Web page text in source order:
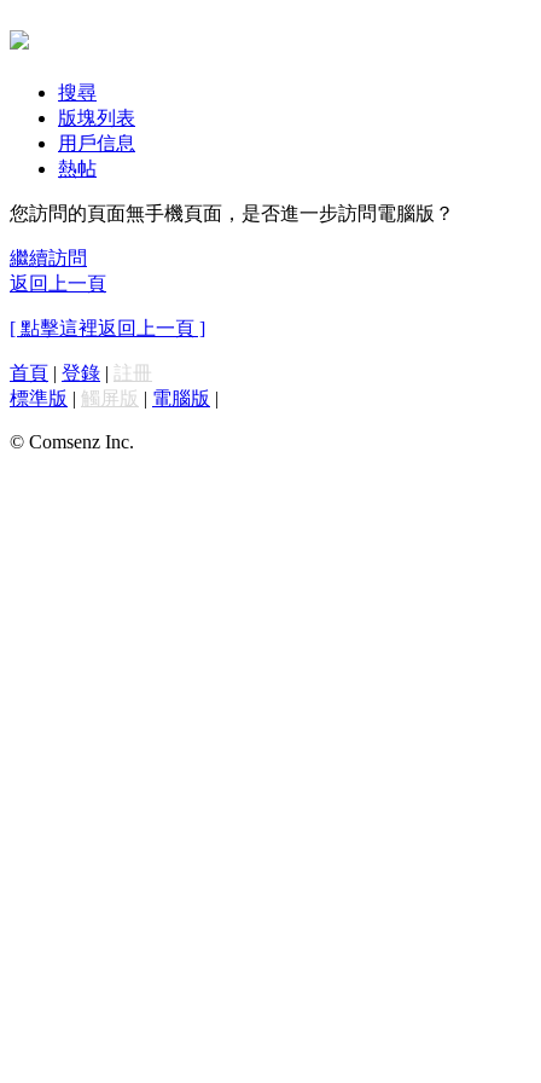
搜尋
版塊列表
用戶信息
熱帖
您訪問的頁面無手機頁面，是否進一步訪問電腦版？
繼續訪問
返回上一頁
[ 點擊這裡返回上一頁 ]
首頁 | 登錄 | 註冊
標準版 | 觸屏版 | 電腦版 |
© Comsenz Inc.